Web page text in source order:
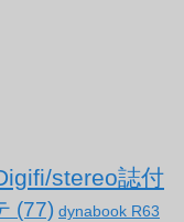
stereo誌付
(77) dynabook R63